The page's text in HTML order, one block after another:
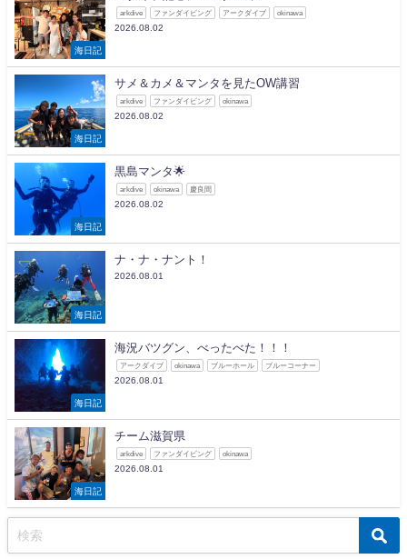
海日記
arkdive ファンダイビング アークダイブ okinawa
2026.08.02
海日記
サメ＆カメ＆マンタを見たOW講習
arkdive ファンダイビング okinawa
2026.08.02
海日記
黒島マンタ🌟
arkdive okinawa 慶良間
2026.08.02
海日記
ナ・ナ・ナント！
2026.08.01
海日記
海況バツグン、べったべた！！！
アークダイブ okinawa ブルーホール ブルーコーナー
2026.08.01
海日記
チーム滋賀県
arkdive ファンダイビング okinawa
2026.08.01